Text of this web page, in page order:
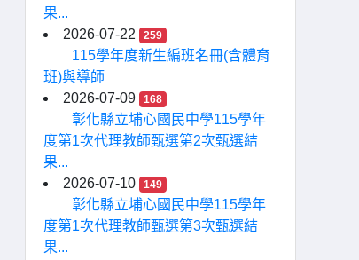
果...
2026-07-22
259
115學年度新生編班名冊(含體育
班)與導師
2026-07-09
168
彰化縣立埔心國民中學115學年
度第1次代理教師甄選第2次甄選結
果...
2026-07-10
149
彰化縣立埔心國民中學115學年
度第1次代理教師甄選第3次甄選結
果...